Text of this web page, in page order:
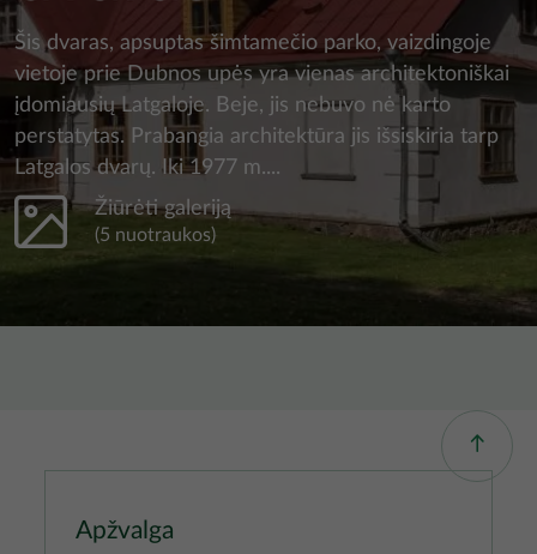
Šis dvaras, apsuptas šimtamečio parko, vaizdingoje
vietoje prie Dubnos upės yra vienas architektoniškai
įdomiausių Latgaloje. Beje, jis nebuvo nė karto
perstatytas. Prabangia architektūra jis išsiskiria tarp
Latgalos dvarų. Iki 1977 m....
Žiūrėti galeriją
(5 nuotraukos)
Apžvalga